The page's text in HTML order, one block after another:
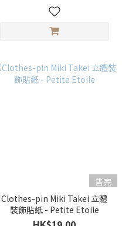
售完
Clothes-pin Miki Takei 立體
裝飾貼紙 - Petite Etoile